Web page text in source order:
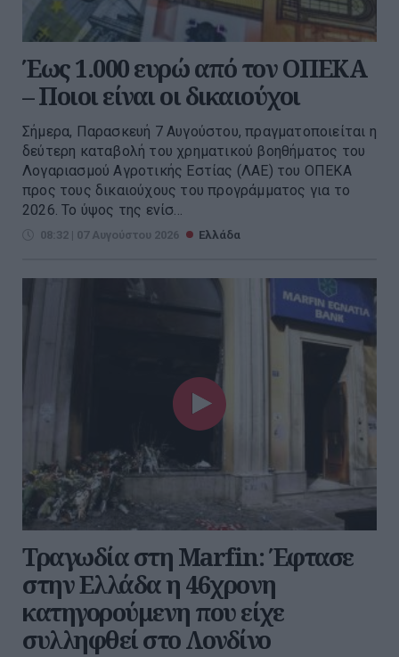
Έως 1.000 ευρώ από τον ΟΠΕΚΑ
– Ποιοι είναι οι δικαιούχοι
Σήμερα, Παρασκευή 7 Αυγούστου, πραγματοποιείται η
δεύτερη καταβολή του χρηματικού βοηθήματος του
Λογαριασμού Αγροτικής Εστίας (ΛΑΕ) του ΟΠΕΚΑ
προς τους δικαιούχους του προγράμματος για το
2026. Το ύψος της ενίσ...
08:32 | 07 Αυγούστου 2026 Ελλάδα
Τραγωδία στη Marfin: Έφτασε
στην Ελλάδα η 46χρονη
κατηγορούμενη που είχε
συλληφθεί στο Λονδίνο